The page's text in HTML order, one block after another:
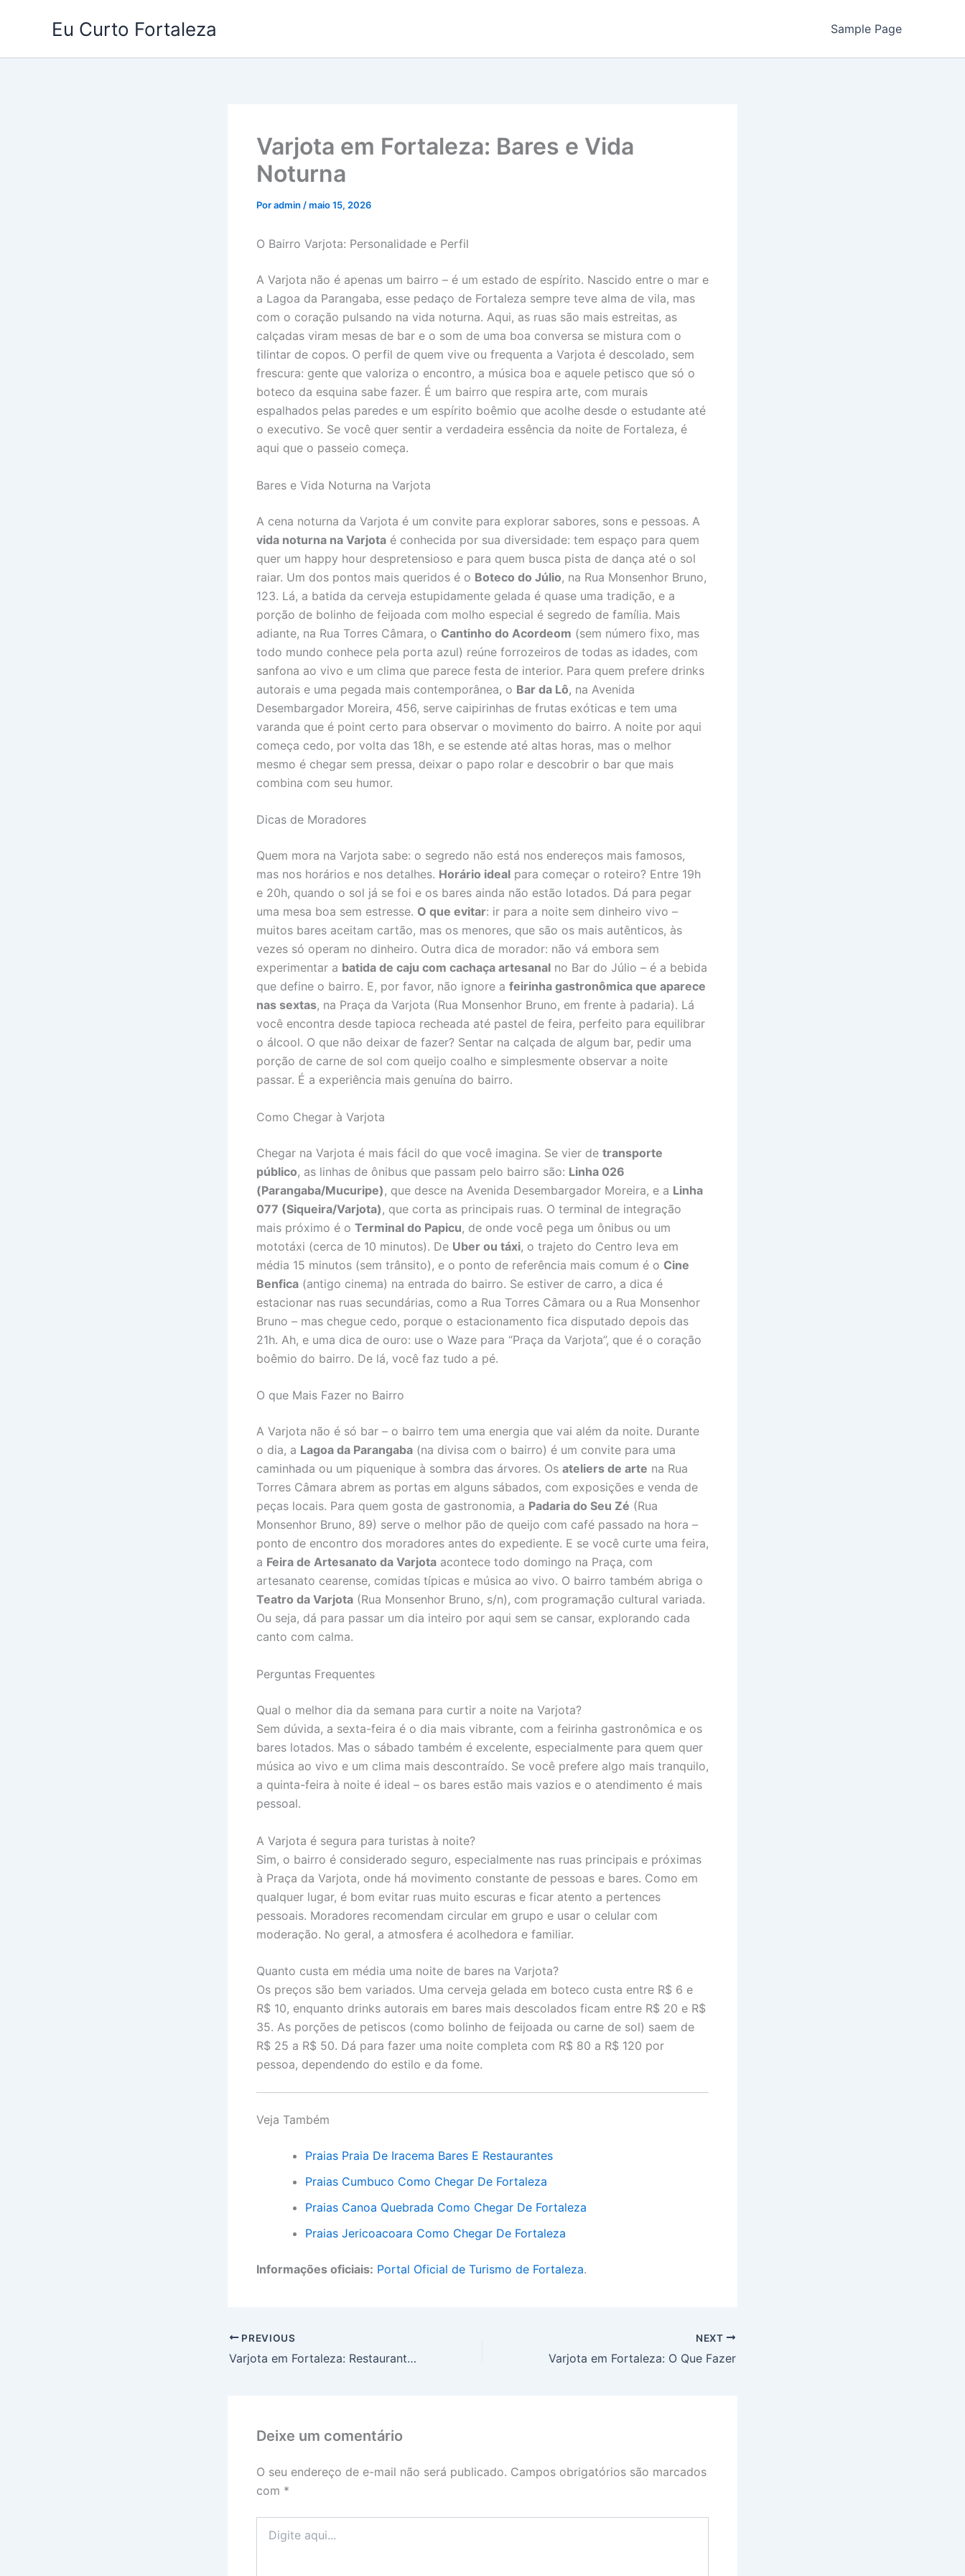
Eu Curto Fortaleza Sample Page
Varjota em Fortaleza: Bares e Vida
Noturna
Poradmin /maio 15, 2026
O Bairro Varjota: Personalidade e Perfil
A Varjota não é apenas um bairro – é um estado de espírito. Nascido entre o mar e
a Lagoa da Parangaba, esse pedaço de Fortaleza sempre teve alma de vila, mas
com o coração pulsando na vida noturna. Aqui, as ruas são mais estreitas, as
calçadas viram mesas de bar e o som de uma boa conversa se mistura com o
tilintar de copos. O perfil de quem vive ou frequenta a Varjota é descolado, sem
frescura: gente que valoriza o encontro, a música boa e aquele petisco que só o
boteco da esquina sabe fazer. É um bairro que respira arte, com murais
espalhados pelas paredes e um espírito boêmio que acolhe desde o estudante até
o executivo. Se você quer sentir a verdadeira essência da noite de Fortaleza, é
aqui que o passeio começa.
Bares e Vida Noturna na Varjota
A cena noturna da Varjota é um convite para explorar sabores, sons e pessoas. A
vida noturna na Varjota é conhecida por sua diversidade: tem espaço para quem
quer um happy hour despretensioso e para quem busca pista de dança até o sol
raiar. Um dos pontos mais queridos é o Boteco do Júlio, na Rua Monsenhor Bruno,
123. Lá, a batida da cerveja estupidamente gelada é quase uma tradição, e a
porção de bolinho de feijoada com molho especial é segredo de família. Mais
adiante, na Rua Torres Câmara, o Cantinho do Acordeom (sem número fixo, mas
todo mundo conhece pela porta azul) reúne forrozeiros de todas as idades, com
sanfona ao vivo e um clima que parece festa de interior. Para quem prefere drinks
autorais e uma pegada mais contemporânea, o Bar da Lô, na Avenida
Desembargador Moreira, 456, serve caipirinhas de frutas exóticas e tem uma
varanda que é point certo para observar o movimento do bairro. A noite por aqui
começa cedo, por volta das 18h, e se estende até altas horas, mas o melhor
mesmo é chegar sem pressa, deixar o papo rolar e descobrir o bar que mais
combina com seu humor.
Dicas de Moradores
Quem mora na Varjota sabe: o segredo não está nos endereços mais famosos,
mas nos horários e nos detalhes. Horário ideal para começar o roteiro? Entre 19h
e 20h, quando o sol já se foi e os bares ainda não estão lotados. Dá para pegar
uma mesa boa sem estresse. O que evitar: ir para a noite sem dinheiro vivo –
muitos bares aceitam cartão, mas os menores, que são os mais autênticos, às
vezes só operam no dinheiro. Outra dica de morador: não vá embora sem
experimentar a batida de caju com cachaça artesanal no Bar do Júlio – é a bebida
que define o bairro. E, por favor, não ignore a feirinha gastronômica que aparece
nas sextas, na Praça da Varjota (Rua Monsenhor Bruno, em frente à padaria). Lá
você encontra desde tapioca recheada até pastel de feira, perfeito para equilibrar
o álcool. O que não deixar de fazer? Sentar na calçada de algum bar, pedir uma
porção de carne de sol com queijo coalho e simplesmente observar a noite
passar. É a experiência mais genuína do bairro.
Como Chegar à Varjota
Chegar na Varjota é mais fácil do que você imagina. Se vier de transporte
público, as linhas de ônibus que passam pelo bairro são: Linha 026
(Parangaba/Mucuripe) , que desce na Avenida Desembargador Moreira, e a Linha
077 (Siqueira/Varjota) , que corta as principais ruas. O terminal de integração
mais próximo é o Terminal do Papicu, de onde você pega um ônibus ou um
mototáxi (cerca de 10 minutos). De Uber ou táxi, o trajeto do Centro leva em
média 15 minutos (sem trânsito), e o ponto de referência mais comum é o Cine
Benfica (antigo cinema) na entrada do bairro. Se estiver de carro, a dica é
estacionar nas ruas secundárias, como a Rua Torres Câmara ou a Rua Monsenhor
Bruno – mas chegue cedo, porque o estacionamento fica disputado depois das
21h. Ah, e uma dica de ouro: use o Waze para “Praça da Varjota”, que é o coração
boêmio do bairro. De lá, você faz tudo a pé.
O que Mais Fazer no Bairro
A Varjota não é só bar – o bairro tem uma energia que vai além da noite. Durante
o dia, a Lagoa da Parangaba (na divisa com o bairro) é um convite para uma
caminhada ou um piquenique à sombra das árvores. Os ateliers de arte na Rua
Torres Câmara abrem as portas em alguns sábados, com exposições e venda de
peças locais. Para quem gosta de gastronomia, a Padaria do Seu Zé (Rua
Monsenhor Bruno, 89) serve o melhor pão de queijo com café passado na hora –
ponto de encontro dos moradores antes do expediente. E se você curte uma feira,
a Feira de Artesanato da Varjota acontece todo domingo na Praça, com
artesanato cearense, comidas típicas e música ao vivo. O bairro também abriga o
Teatro da Varjota (Rua Monsenhor Bruno, s/n), com programação cultural variada.
Ou seja, dá para passar um dia inteiro por aqui sem se cansar, explorando cada
canto com calma.
Perguntas Frequentes
Qual o melhor dia da semana para curtir a noite na Varjota?
Sem dúvida, a sexta-feira é o dia mais vibrante, com a feirinha gastronômica e os
bares lotados. Mas o sábado também é excelente, especialmente para quem quer
música ao vivo e um clima mais descontraído. Se você prefere algo mais tranquilo,
a quinta-feira à noite é ideal – os bares estão mais vazios e o atendimento é mais
pessoal.
A Varjota é segura para turistas à noite?
Sim, o bairro é considerado seguro, especialmente nas ruas principais e próximas
à Praça da Varjota, onde há movimento constante de pessoas e bares. Como em
qualquer lugar, é bom evitar ruas muito escuras e ficar atento a pertences
pessoais. Moradores recomendam circular em grupo e usar o celular com
moderação. No geral, a atmosfera é acolhedora e familiar.
Quanto custa em média uma noite de bares na Varjota?
Os preços são bem variados. Uma cerveja gelada em boteco custa entre R$ 6 e
R$ 10, enquanto drinks autorais em bares mais descolados ficam entre R$ 20 e R$
35. As porções de petiscos (como bolinho de feijoada ou carne de sol) saem de
R$ 25 a R$ 50. Dá para fazer uma noite completa com R$ 80 a R$ 120 por
pessoa, dependendo do estilo e da fome.
Veja Também
Praias Praia De Iracema Bares E Restaurantes
Praias Cumbuco Como Chegar De Fortaleza
Praias Canoa Quebrada Como Chegar De Fortaleza
Praias Jericoacoara Como Chegar De Fortaleza
Informações oficiais: Portal Oficial de Turismo de Fortaleza.
PREVIOUS
Varjota em Fortaleza: Restaurantes
NEXT
Varjota em Fortaleza: O Que Fazer
Deixe um comentário
O seu endereço de e-mail não será publicado. Campos obrigatórios são marcados
com *
aqui...